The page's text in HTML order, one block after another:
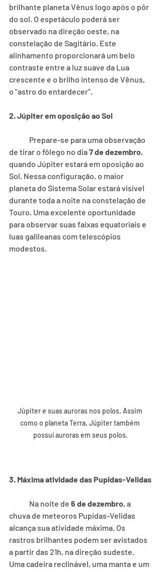
brilhante planeta Vênus logo após o pôr
do sol. O espetáculo poderá ser
observado na direção oeste, na
constelação de Sagitário. Este
alinhamento proporcionará um belo
contraste entre a luz suave da Lua
crescente e o brilho intenso de Vênus,
o "astro do entardecer".
2. Júpiter em oposição ao Sol
de tirar o fôlego no dia 7 de dezembro,
quando Júpiter estará em oposição ao
Sol. Nessa configuração, o maior
planeta do Sistema Solar estará visível
durante toda a noite na constelação de
Touro. Uma excelente oportunidade
para observar suas faixas equatoriais e
luas galileanas com telescópios
modestos.
Júpiter e suas auroras nos polos. Assim
como o planeta Terra, Júpiter também
possuí auroras em seus polos.
3. Máxima atividade das Pupidas-Velidas
	Na noite de
6 de dezembro, a
chuva de meteoros Pupidas-Velidas
alcança sua atividade máxima. Os
rastros brilhantes podem ser avistados
a partir das 21h, na direção sudeste.
Uma cadeira reclinável, uma manta e um